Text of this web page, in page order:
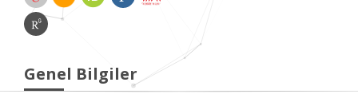
Genel Bilgiler